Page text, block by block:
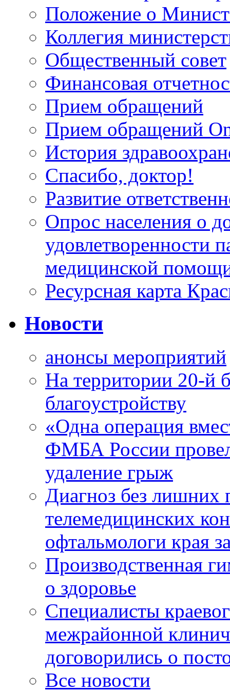
Положение о
Коллегия
Общественный совет
Финансовая
Прием обращений
Прием обращений
История
Спасибо, доктор!
Развитие
Опрос населения о
удовлетворенности
медицинской
Ресурсная карта
Новости
анонсы мероприятий
На территории 20-й
благоустройству
«Одна операция
ФМБА России
удаление грыж
Диагноз без лишних
телемедицинских
офтальмологи края
Производственная
о здоровье
Специалисты
межрайонной
договорились о
Все новости